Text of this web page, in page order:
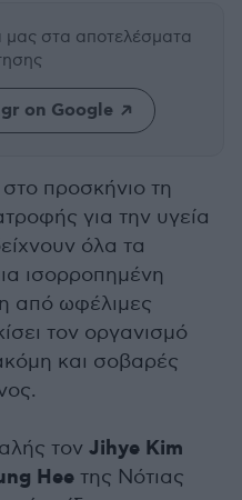
μας στα αποτελέσματα
on Google
προσκήνιο τη
για την υγεία
όλα τα
ισορροπημένη
από ωφέλιμες
τον οργανισμό
και σοβαρές
τον Jihye Kim
Hee της Νότιας